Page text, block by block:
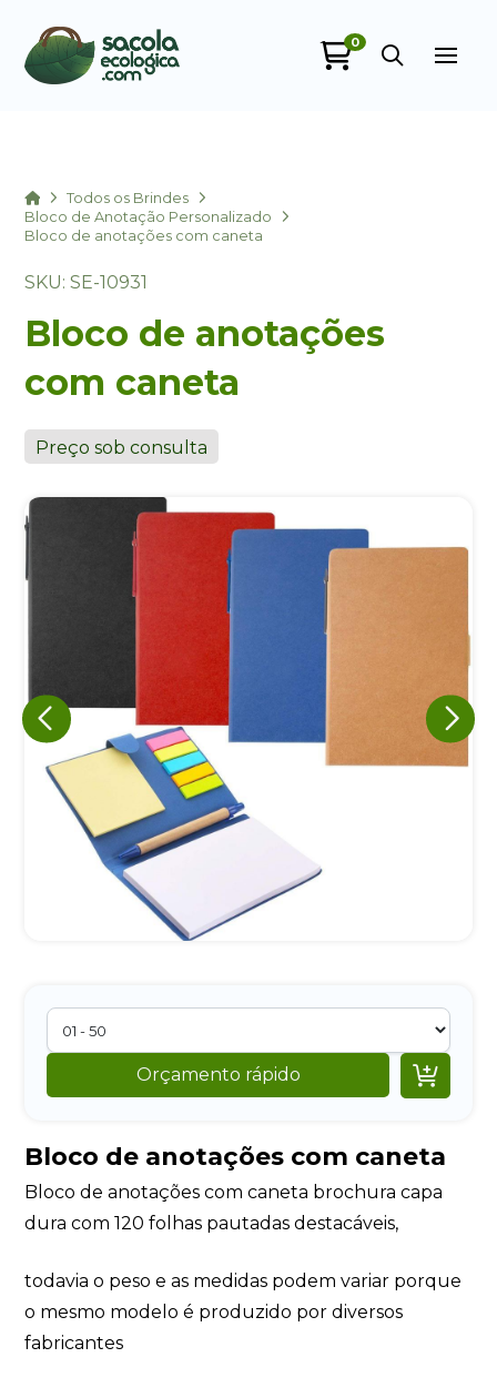
0
HomeTodos os Brindes
Bloco de Anotação Personalizado
Bloco de anotações com caneta
SKU: SE-10931
Bloco de anotações
com caneta
Preço sob consulta
Orçamento rápido 
Bloco de anotações com caneta
Bloco de anotações com caneta brochura capa
dura com 120 folhas pautadas destacáveis,
todavia o peso e as medidas podem variar porque
o mesmo modelo é produzido por diversos
fabricantes
Eu concordo em receber comunicações.
A nossa empresa está comprometida a proteger e respeitar
sua privacidade, utilizaremos seus dados apenas para fins
de marketing. Você pode alterar suas preferências a
Iniciar conversa